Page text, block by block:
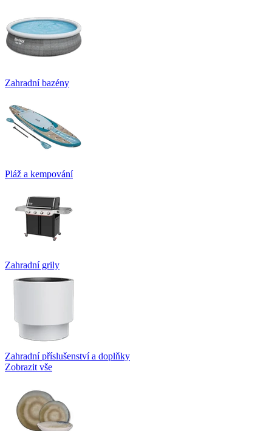
Zahradní bazény
Pláž a kempování
Zahradní grily
Zahradní příslušenství a doplňky
Zobrazit vše